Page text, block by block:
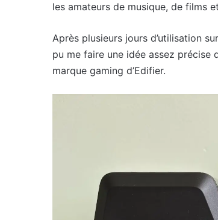
les amateurs de musique, de films
Après plusieurs jours d’utilisation
pu me faire une idée assez précise
marque gaming d’Edifier.